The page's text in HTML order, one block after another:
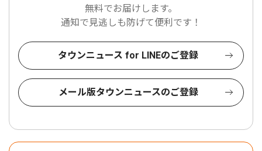
無料でお届けします。
通知で見逃しも防げて便利です！
タウンニュース for LINEのご登録
メール版タウンニュースのご登録